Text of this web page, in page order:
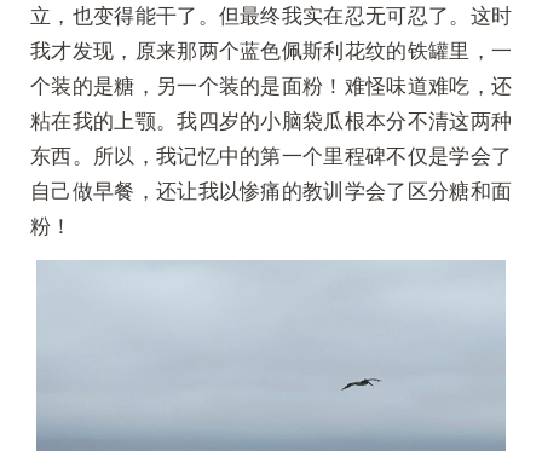
立，也变得能干了。但最终我实在忍无可忍了。这时
我才发现，原来那两个蓝色佩斯利花纹的铁罐里，一
个装的是糖，另一个装的是面粉！难怪味道难吃，还
粘在我的上颚。我四岁的小脑袋瓜根本分不清这两种
东西。所以，我记忆中的第一个里程碑不仅是学会了
自己做早餐，还让我以惨痛的教训学会了区分糖和面
粉！